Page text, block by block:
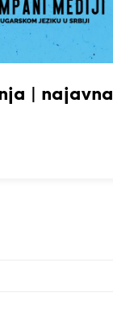
| najavna